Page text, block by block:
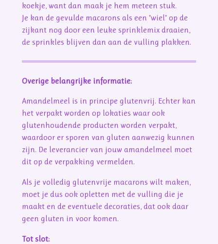
koekje, want dan maak je hem meteen stuk.
Je kan de gevulde macarons als een "wiel" op de
zijkant nog door een leuke sprinklemix draaien,
de sprinkles blijven dan aan de vulling plakken.
Overige belangrijke informatie:
Amandelmeel is in principe glutenvrij. Echter kan
het verpakt worden op lokaties waar ook
glutenhoudende producten worden verpakt,
waardoor er sporen van gluten aanwezig kunnen
zijn. De leverancier van jouw amandelmeel moet
dit op de verpakking vermelden.
Als je volledig glutenvrije macarons wilt maken,
moet je dus ook opletten met de vulling die je
maakt en de eventuele decoraties, dat ook daar
geen gluten in voor komen.
Tot slot: